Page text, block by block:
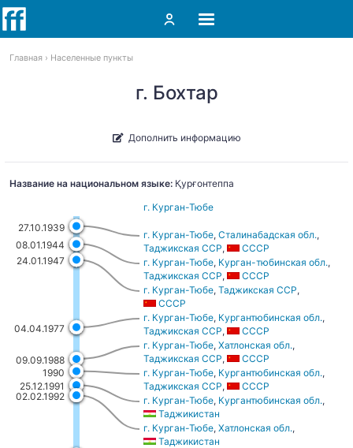
Главная Населенные пункты
г. Бохтар
Дополнить информацию
Название на национальном языке: Қурғонтеппа
27.10.1939
08.01.1944
24.01.1947
04.04.1977
09.09.1988
1990
25.12.1991
02.02.1992
г. Курган-Тюбе
г. Курган-Тюбе, Сталинабадская обл.,
Таджикская ССР,
СССР
г. Курган-Тюбе, Курган-тюбинская обл.,
Таджикская ССР,
СССР
г. Курган-Тюбе, Таджикская ССР,
СССР
г. Курган-Тюбе, Кургантюбинская обл.,
Таджикская ССР,
СССР
г. Курган-Тюбе, Хатлонская обл.,
Таджикская ССР,
СССР
г. Курган-Тюбе, Кургантюбинская обл.,
Таджикская ССР,
СССР
г. Курган-Тюбе, Кургантюбинская обл.,
Таджикистан
г. Курган-Тюбе, Хатлонская обл.,
Таджикистан